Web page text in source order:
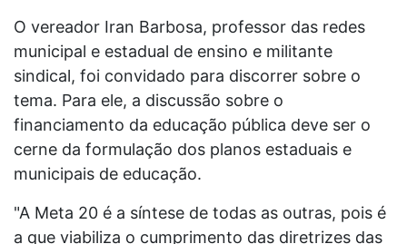
O vereador Iran Barbosa, professor das redes
municipal e estadual de ensino e militante
sindical, foi convidado para discorrer sobre o
tema. Para ele, a discussão sobre o
financiamento da educação pública deve ser o
cerne da formulação dos planos estaduais e
municipais de educação.
"A Meta 20 é a síntese de todas as outras, pois é
a que viabiliza o cumprimento das diretrizes das